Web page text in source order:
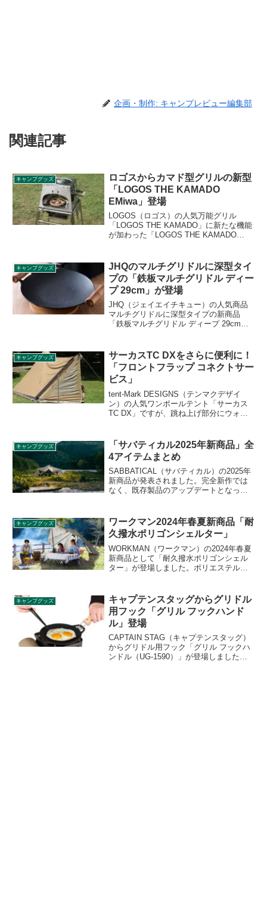
企画・制作: キャンプレビュー編集部
関連記事
キャンプグッズ
ロゴスからカマド型グリルの新型
「LOGOS THE KAMADO
EMiwa」登場
LOGOS（ロゴス）の人気万能グリル
「LOGOS THE KAMADO」に新たな機能
が加わった「LOGOS THE KAMADO
をレビューします。
キャンプグッズ
JHQのマルチグリドルに深型タイ
プの「鉄板マルチグリドル ディー
プ 29cm」が登場
JHQ（ジェイエイチキュー）の人気商品
マルチグリドルに深型タイプの新商品
「鉄板マルチグリドル ディープ 29cm」
ちろん、パエリアや鍋など水分の多い調
理も可能です。詳細をレビューします。
キャンプグッズ
サーカスTC DXをさらに便利に！
「フロントフラップ コネクトサー
ビス」
tent-Mark DESIGNS（テンマクデザイ
ン）の人気ワンポールテント「サーカス
TC DX」ですが、跳ね上げ部分にウォー
れを隙間なくつなげられる「フロントフ
ラップ コネクトサービス」が2021年7月1
日より開始されました。
キャンプグッズ
「サバティカル2025年新商品」全
4アイテムまとめ
SABBATICAL（サバティカル）の2025年
新商品が発表されました。完全新作では
なく、既存製品のアップデートとなって
ンセティック プラス」、「アルニカ プラ
ス」、「ギリア プラス」の4品が登場し
ます。詳細をレビューします。
キャンプグッズ
ワークマン2024年春夏新商品「耐
久撥水ポリゴンシェルター」
WORKMAN（ワークマン）の2024年春夏
新商品として「耐久撥水ポリゴンシェル
ター」が登場しました。ポリエステル素
ポールを前方のグロメットに通すことで
お好みの形へ変形できます。詳細をレビ
ューします。
キャンプグッズ
キャプテンスタッグからグリドル
用フック「グリル フックハンド
ル」登場
CAPTAIN STAG（キャプテンスタッグ）
からグリドル用フック「グリル フックハ
ンドル（UG-1590）」が登場しました。